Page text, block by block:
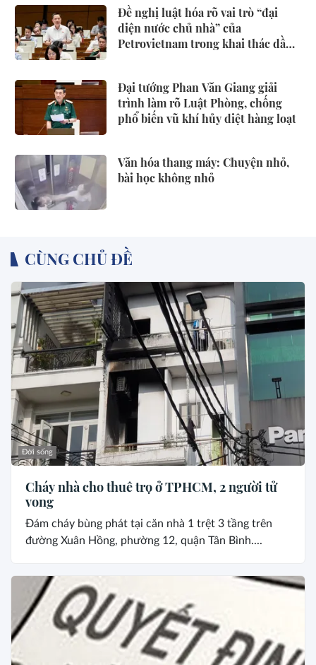
Đề nghị luật hóa rõ vai trò “đại
diện nước chủ nhà” của
Petrovietnam trong khai thác dầu
Đại tướng Phan Văn Giang giải
trình làm rõ Luật Phòng, chống
phổ biến vũ khí hủy diệt hàng loạt
Văn hóa thang máy: Chuyện nhỏ,
bài học không nhỏ
CÙNG CHỦ ĐỀ
Đời sống
Cháy nhà cho thuê trọ ở TPHCM, 2 người tử
vong
Đám cháy bùng phát tại căn nhà 1 trệt 3 tầng trên
đường Xuân Hồng, phường 12, quận Tân Bình....